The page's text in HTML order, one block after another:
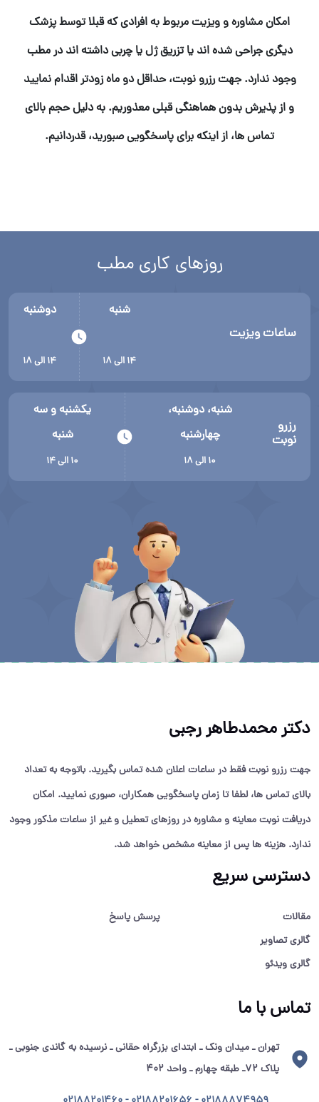
امکان مشاوره و ویزیت مربوط به افرادی که قبلا توسط پزشک
دیگری جراحی شده اند یا تزریق ژل یا چربی داشته اند در‌ مطب
وجود ندارد. جهت رزرو نوبت، حداقل دو ماه زودتر اقدام نمایید
و از پذیرش بدون هماهنگی قبلی معذوریم. به دلیل حجم بالای
تماس ها، از اینکه برای پاسخگویی صبورید، قدردانیم.
روزهای کاری مطب
ساعات ویزیت
شنبه
۱۴ الی ۱۸
دوشنبه
۱۴ الی ۱۸
رزرو
نوبت
شنبه، دوشنبه،
چهارشنبه
۱۰ الی ۱۸
یکشنبه و سه
شنبه
۱۰ الی ۱۴
دکتر محمدطاهر رجبی
جهت رزرو نوبت فقط در ساعات اعلان شده تماس بگیرید. باتوجه به تعداد
بالای تماس ها، لطفا تا زمان پاسخگویی همکاران، صبوری نمایید. امکان
دریافت نوبت معاینه و مشاوره در روزهای تعطیل و غیر از ساعات مذکور وجود
ندارد. هزینه ها پس از معاینه مشخص خواهد شد.
دسترسی سریع
مقالات
گالری تصاویر
گالری ویدئو
پرسش پاسخ
تماس با ما
تهران ـ میدان ونک ـ ابتدای بزرگراه حقانی ـ نرسیده به گاندی جنوبی ـ
پلاک ۷۲ـ طبقه چهارم ـ واحد ۴۰۲